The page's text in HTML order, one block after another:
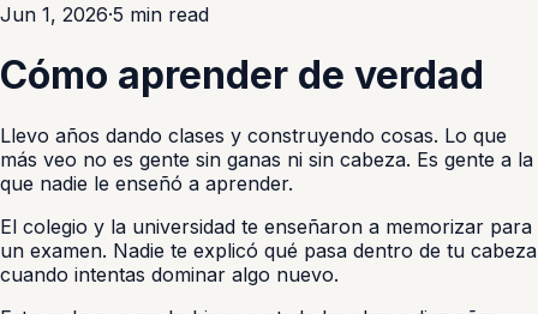
Jun 1, 2026·5 min read
Cómo aprender de verdad
Llevo años dando clases y construyendo cosas. Lo que
más veo no es gente sin ganas ni sin cabeza. Es gente a la
que nadie le enseñó a aprender.
El colegio y la universidad te enseñaron a memorizar para
un examen. Nadie te explicó qué pasa dentro de tu cabeza
cuando intentas dominar algo nuevo.